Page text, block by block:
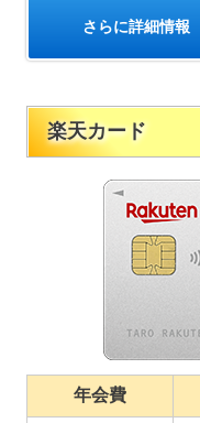
さらに詳細情報
楽天カード
年会費